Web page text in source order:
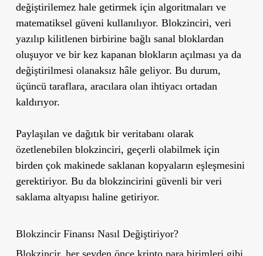
değiştirilemez hale getirmek için algoritmaları ve
matematiksel güveni kullanılıyor. Blokzinciri, veri
yazılıp kilitlenen birbirine bağlı sanal bloklardan
oluşuyor ve bir kez kapanan blokların açılması ya da
değiştirilmesi olanaksız hâle geliyor. Bu durum,
üçüncü taraflara, aracılara olan ihtiyacı ortadan
kaldırıyor.
Paylaşılan ve dağıtık bir veritabanı olarak
özetlenebilen blokzinciri, geçerli olabilmek için
birden çok makinede saklanan kopyaların eşleşmesini
gerektiriyor. Bu da blokzincirini güvenli bir veri
saklama altyapısı haline getiriyor.
Blokzincir Finansı Nasıl Değiştiriyor?
Blokzincir, her şeyden önce kripto para birimleri gibi